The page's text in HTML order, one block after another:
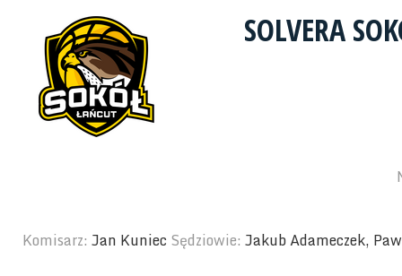
SOLVERA
Komisarz: Jan Kuniec Sędziowie: Jakub Adameczek,